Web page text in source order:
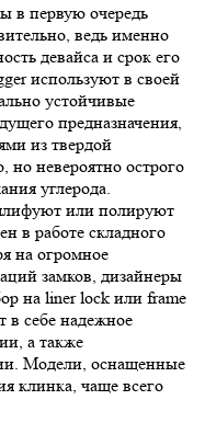
в первую очередь
ведь именно
девайса и срок его
используют в своей
устойчивые
предназначения,
из твердой
но невероятно острого
углерода.
или полируют
в работе складного
на огромное
замков, дизайнеры
на liner lock или frame
в себе надежное
а также
Модели, оснащенные
клинка, чаще всего